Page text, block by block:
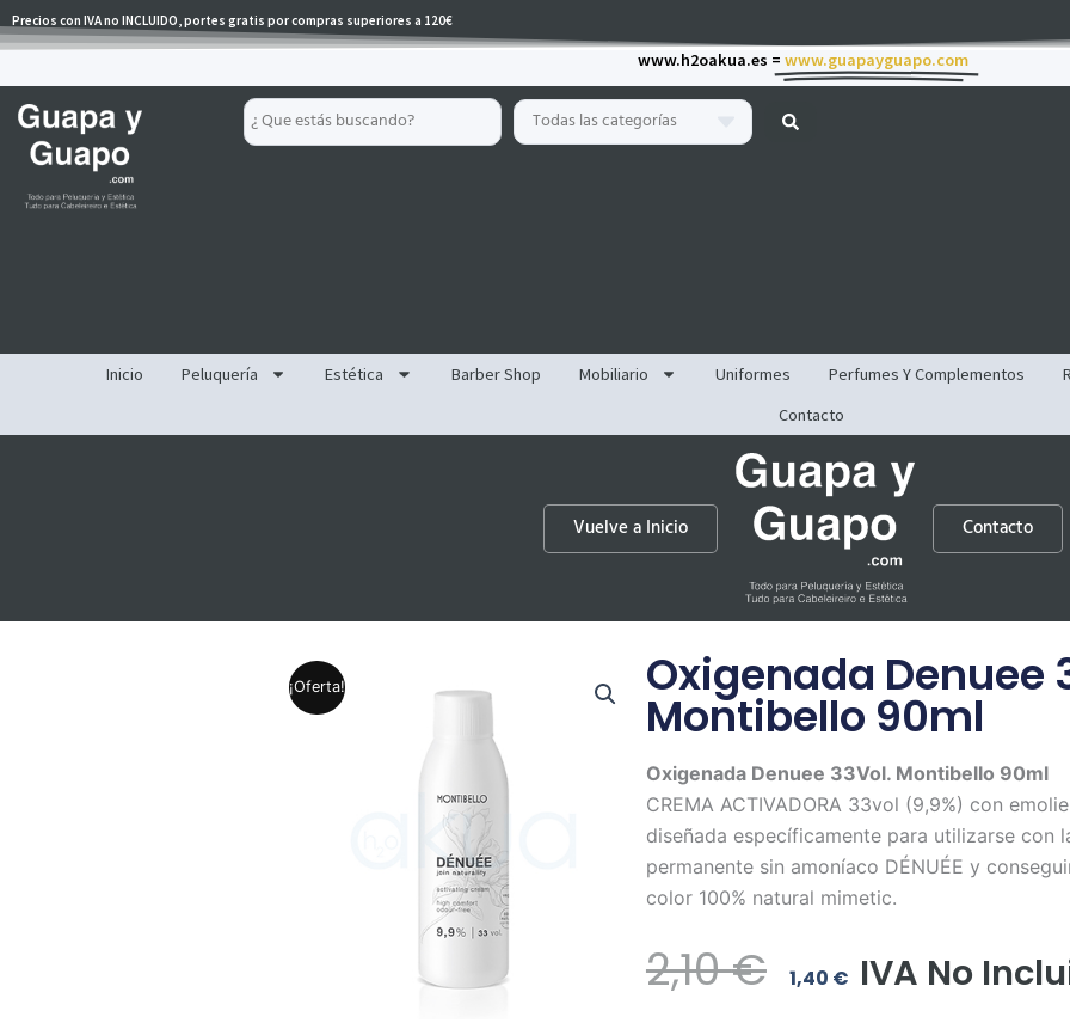
al
Precios con IVA no INCLUIDO, portes gratis por compras superiores a 120€
www.h2oakua.es = www.guapayguapo.com
Search
...
Todas las categorías
Inicio Peluquería Estética Barber Shop Mobiliario Uniformes Perfumes Y Complementos
Contacto
Vuelve a Inicio Contacto
¡Oferta! Oxigenada Denuee
Montibello 90ml
Oxigenada Denuee 33Vol. Montibello 90ml
CREMA ACTIVADORA 33vol (9,9%) con
diseñada específicamente para utilizarse con
permanente sin amoníaco DÉNUÉE y
color 100% natural mimetic.
2,10€ El
1,40 €El
IVA No